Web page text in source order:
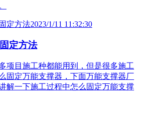
2023/1/11 11:32:30
定方法
项目施工种都能用到，但是很多施工
固定万能支撑器，下面万能支撑器厂
解一下施工过程中怎么固定万能支撑